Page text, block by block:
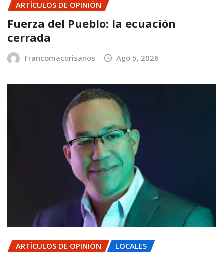
ARTÍCULOS DE OPINIÓN
Fuerza del Pueblo: la ecuación
cerrada
Francomacorisanos Ago 5, 2026
ARTÍCULOS DE OPINIÓN LOCALES